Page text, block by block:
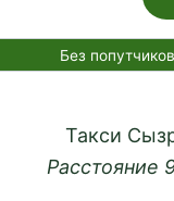
Без
Такси
Расстояние